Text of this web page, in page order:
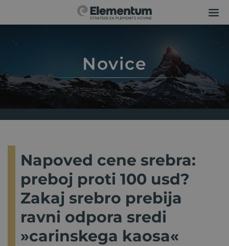
Novice
Napoved cene srebra:
preboj proti 100 usd?
Zakaj srebro prebija
ravni odpora sredi
»carinskega kaosa«